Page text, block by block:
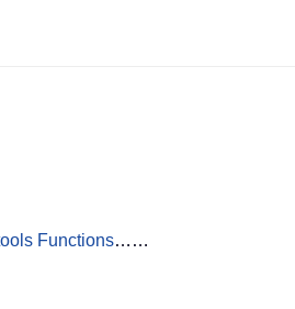
Functions……